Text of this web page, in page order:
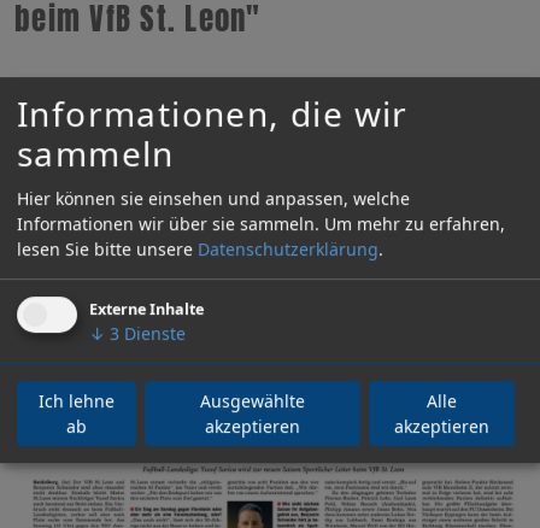
beim VfB St. Leon"
Informationen, die wir
sammeln
Hier können sie einsehen und anpassen, welche
Informationen wir über sie sammeln. Um mehr zu erfahren,
lesen Sie bitte unsere Datenschutzerklärung.
Externe Inhalte
↓ 3 Dienste
Ich lehne
ab
Ausgewählte
akzeptieren
Alle
akzeptieren